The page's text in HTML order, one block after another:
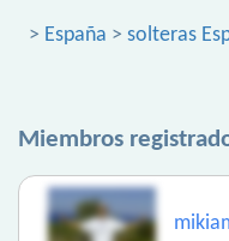
> España > solteras
Miembros